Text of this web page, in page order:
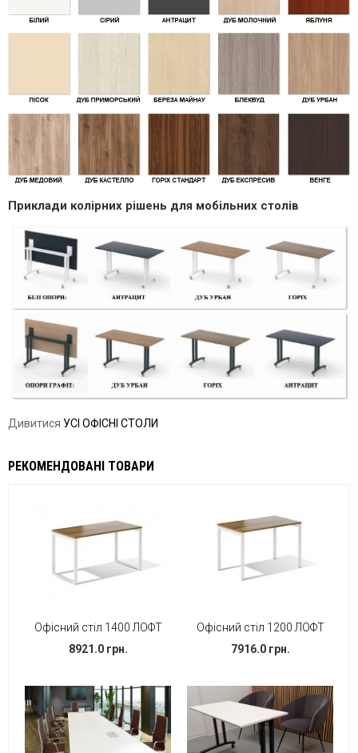
Приклади колірних рішень для мобільних столів
Дивитися УСІ ОФІСНІ СТОЛИ
РЕКОМЕНДОВАНІ ТОВАРИ
Офісний стіл 1400 ЛОФТ
8921.0 грн.
Офісний стіл 1200 ЛОФТ
7916.0 грн.